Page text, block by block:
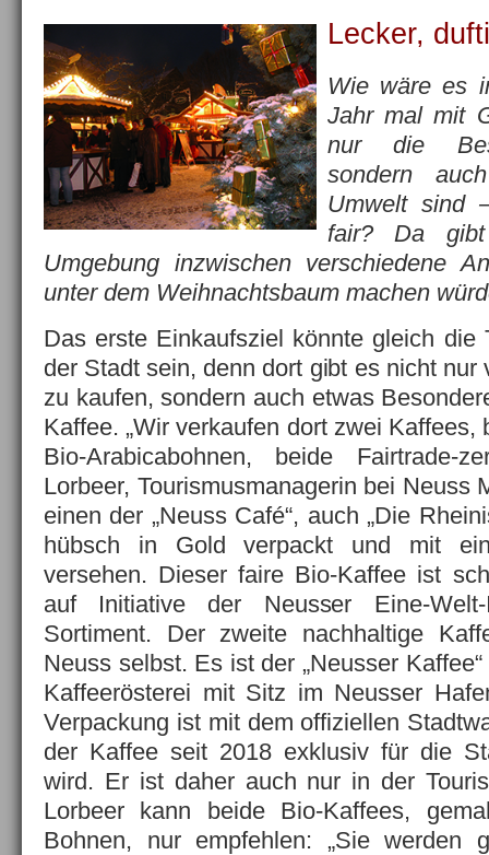
Lecker,
Wie wäre es
Jahr mal mit
nur die
sondern
Umwelt sind
fair? Da
Umgebung inzwischen verschiedene
unter dem Weihnachtsbaum machen
Das erste Einkaufsziel könnte gleich die
der Stadt sein, denn dort gibt es nicht nur
zu kaufen, sondern auch etwas
Kaffee. „Wir verkaufen dort zwei Kaffees,
Bio-Arabicabohnen, beide Fairtrade-
Lorbeer, Tourismusmanagerin bei Neuss
einen der „Neuss Café“, auch „Die
hübsch in Gold verpackt und mit
versehen. Dieser faire Bio-Kaffee ist
auf Initiative der Neusser Eine-
Sortiment. Der zweite nachhaltige
Neuss selbst. Es ist der „Neusser
Kaffeerösterei mit Sitz im Neusser
Verpackung ist mit dem offiziellen
der Kaffee seit 2018 exklusiv für die
wird. Er ist daher auch nur in der
Lorbeer kann beide Bio-Kaffees,
Bohnen, nur empfehlen: „Sie werden